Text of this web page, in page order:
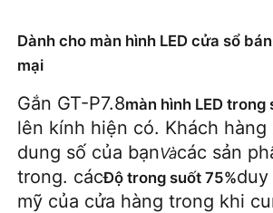
Dành cho màn hình LED cửa sổ
mại
Gắn GT-P7.8màn hình LED trong
lên kính hiện có. Khách hàng
dung số của bạnVàcác sản
trong. cácĐộ trong suốt 75%
mỹ của cửa hàng trong khi